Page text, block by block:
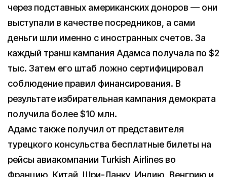
через подставных американских доноров — они
выступали в качестве посредников, а сами
деньги шли именно с иностранных счетов. За
каждый транш кампания Адамса получала по $2
тыс. Затем его штаб ложно сертифицировал
соблюдение правил финансирования. В
результате избирательная кампания демократа
получила более $10 млн.
Адамс также получил от представителя
турецкого консульства бесплатные билеты на
рейсы авиакомпании Turkish Airlines во